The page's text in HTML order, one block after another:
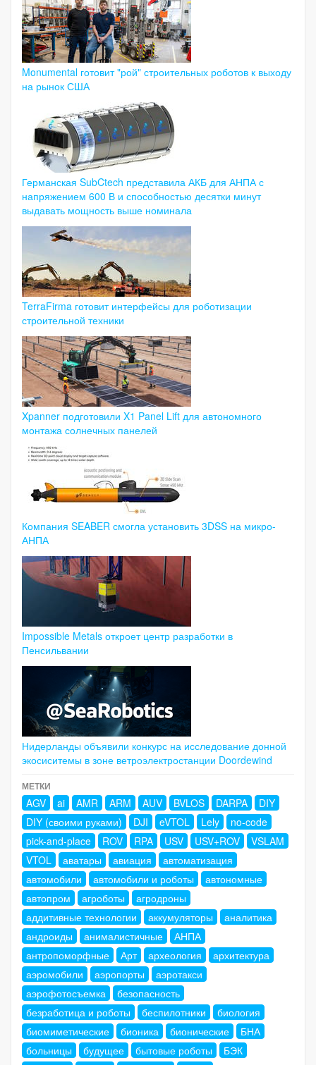
Monumental готовит "рой" строительных роботов к выходу
на рынок США
Германская SubCtech представила АКБ для АНПА с
напряжением 600 В и способностью десятки минут
выдавать мощность выше номинала
TerraFirma готовит интерфейсы для роботизации
строительной техники
Xpanner подготовили X1 Panel Lift для автономного
монтажа солнечных панелей
Компания SEABER смогла установить 3DSS на микро-
АНПА
Impossible Metals откроет центр разработки в
Пенсильвании
Нидерланды объявили конкурс на исследование донной
экосиситемы в зоне ветроэлектростанции Doordewind
МЕТКИ
AGV ai AMR ARM AUV BVLOS DARPA
DIY
DIY (своими руками)
DJI eVTOL Lely
no-code
pick-and-place
ROV RPA USV USV+ROV
VSLAM
VTOL
аватары авиация
автоматизация
автомобили
автомобили и роботы
автономные
автопром
агроботы
агродроны
аддитивные технологии
аккумуляторы
аналитика
андроиды
анималистичные
АНПА
антропоморфные
Арт археология
архитектура
аэромобили
аэропорты
аэротакси
аэрофотосъемка
безопасность
безработица и роботы
беспилотники
биология
биомиметические
бионика бионические
БНА
больницы
будущее бытовые роботы
БЭК